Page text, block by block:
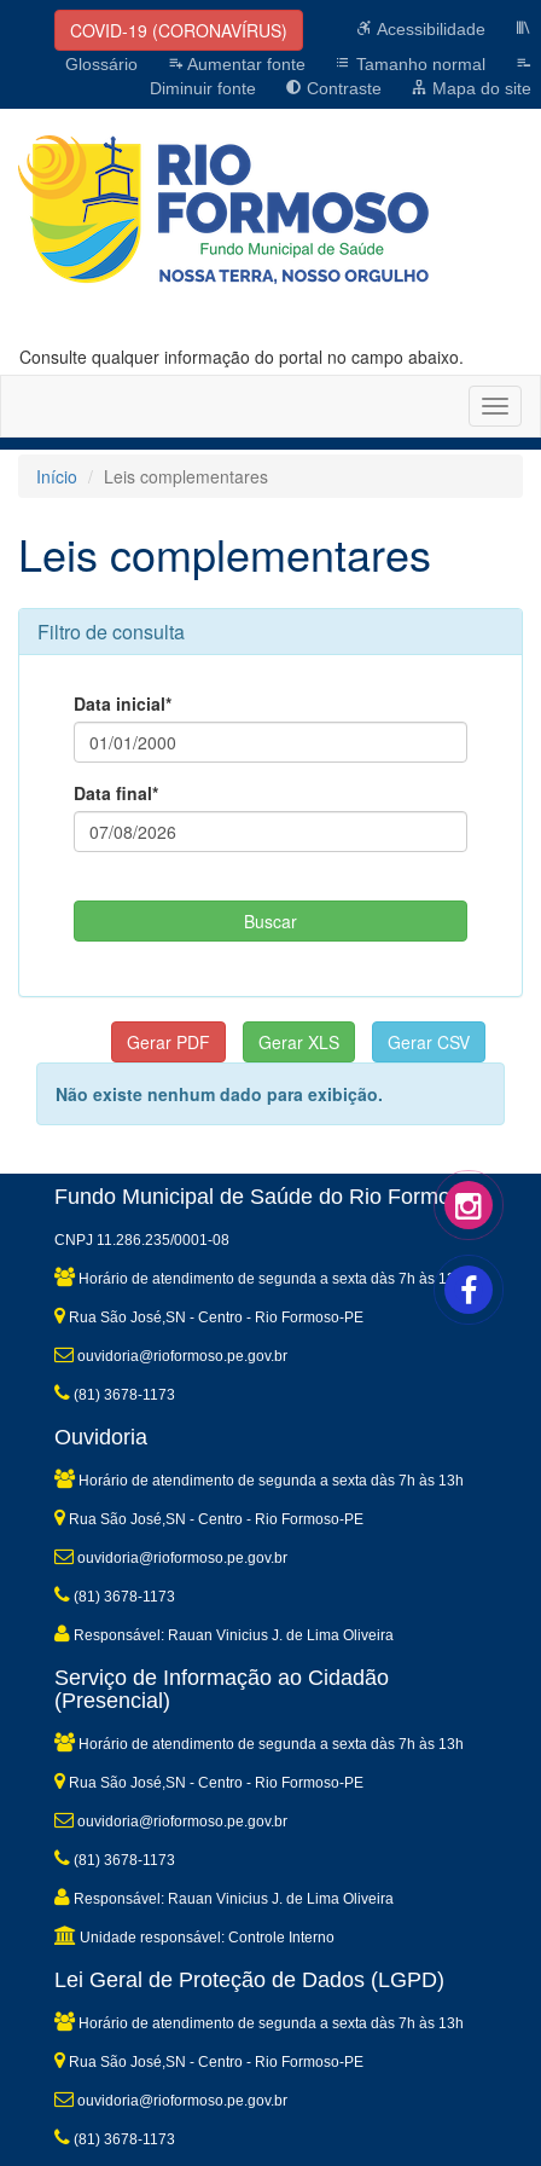
COVID-19 (CORONAVÍRUS)
Acessibilidade
Glossário
Aumentar fonte
Tamanho normal
Diminuir fonte
Contraste Mapa do site
Consulte qualquer informação do portal no campo abaixo.
Início
Leis complementares
Leis complementares
Filtro de consulta
Data inicial*
Data final*
Não existe nenhum dado para exibição.
Fundo Municipal de Saúde do Rio Formoso
CNPJ 11.286.235/0001-08
Horário de atendimento de segunda a sexta dàs 7h às 13h
Rua São José,SN - Centro - Rio Formoso-PE
ouvidoria@rioformoso.pe.gov.br
(81) 3678-1173
Ouvidoria
Horário de atendimento de segunda a sexta dàs 7h às 13h
Rua São José,SN - Centro - Rio Formoso-PE
ouvidoria@rioformoso.pe.gov.br
(81) 3678-1173
Responsável: Rauan Vinicius J. de Lima Oliveira
Serviço de Informação ao Cidadão
(Presencial)
Horário de atendimento de segunda a sexta dàs 7h às 13h
Rua São José,SN - Centro - Rio Formoso-PE
ouvidoria@rioformoso.pe.gov.br
(81) 3678-1173
Responsável: Rauan Vinicius J. de Lima Oliveira
Unidade responsável: Controle Interno
Lei Geral de Proteção de Dados (LGPD)
Horário de atendimento de segunda a sexta dàs 7h às 13h
Rua São José,SN - Centro - Rio Formoso-PE
ouvidoria@rioformoso.pe.gov.br
(81) 3678-1173